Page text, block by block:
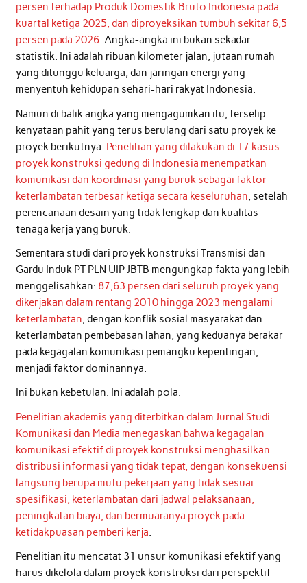
persen terhadap Produk Domestik Bruto Indonesia pada
kuartal ketiga 2025, dan diproyeksikan tumbuh sekitar 6,5
persen pada 2026. Angka-angka ini bukan sekadar
statistik. Ini adalah ribuan kilometer jalan, jutaan rumah
yang ditunggu keluarga, dan jaringan energi yang
menyentuh kehidupan sehari-hari rakyat Indonesia.
Namun di balik angka yang mengagumkan itu, terselip
kenyataan pahit yang terus berulang dari satu proyek ke
proyek berikutnya. Penelitian yang dilakukan di 17 kasus
proyek konstruksi gedung di Indonesia menempatkan
komunikasi dan koordinasi yang buruk sebagai faktor
keterlambatan terbesar ketiga secara keseluruhan , setelah
perencanaan desain yang tidak lengkap dan kualitas
tenaga kerja yang buruk.
Sementara studi dari proyek konstruksi Transmisi dan
Gardu Induk PT PLN UIP JBTB mengungkap fakta yang lebih
menggelisahkan: 87,63 persen dari seluruh proyek yang
dikerjakan dalam rentang 2010 hingga 2023 mengalami
keterlambatan, dengan konflik sosial masyarakat dan
keterlambatan pembebasan lahan, yang keduanya berakar
pada kegagalan komunikasi pemangku kepentingan,
menjadi faktor dominannya.
Ini bukan kebetulan. Ini adalah pola.
Penelitian akademis yang diterbitkan dalam Jurnal Studi
Komunikasi dan Media menegaskan bahwa kegagalan
komunikasi efektif di proyek konstruksi menghasilkan
distribusi informasi yang tidak tepat, dengan konsekuensi
langsung berupa mutu pekerjaan yang tidak sesuai
spesifikasi, keterlambatan dari jadwal pelaksanaan,
peningkatan biaya, dan bermuaranya proyek pada
ketidakpuasan pemberi kerja.
Penelitian itu mencatat 31 unsur komunikasi efektif yang
harus dikelola dalam proyek konstruksi dari perspektif